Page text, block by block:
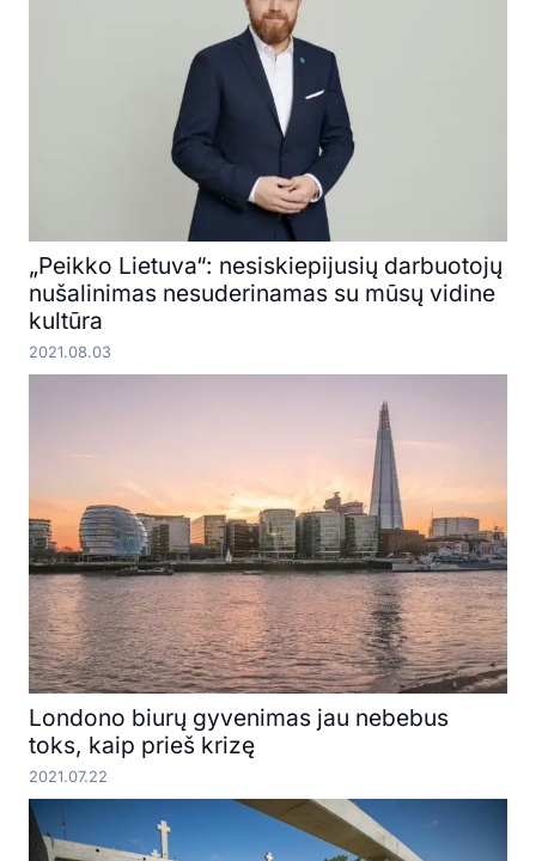
„Peikko Lietuva“: nesiskiepijusių darbuotojų
nušalinimas nesuderinamas su mūsų vidine
kultūra
2021.08.03
Londono biurų gyvenimas jau nebebus
toks, kaip prieš krizę
2021.07.22